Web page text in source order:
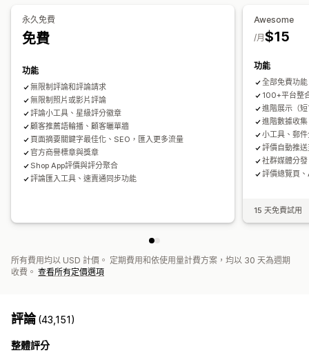
表單
問卷調查
評論移轉
評論整合
永久免費
免費
功能
無限制評論和評論請求
無限制照片或影片評論
評論小工具、星級評分徽章
顧客推薦語輪播、顧客曬單牆
頁面摘要關鍵字最佳化、SEO，匯入更多流量
官方商譽標章與獎章
Shop App評價與評分聚合
評論匯入工具、速賣通同步功能
Awesome
$15
/月
功能
全部免費功能
100+平台整
進階展示（
進階數據收
小工具、郵
評價自動推
社群媒體分
評價總覽頁
15 天免費試用
所有費用均以 USD 計價。 定期費用和依使用量計費方案，均以 30 天為週期
收費。 查看所有定價選項
評論(43,151)
整體評分